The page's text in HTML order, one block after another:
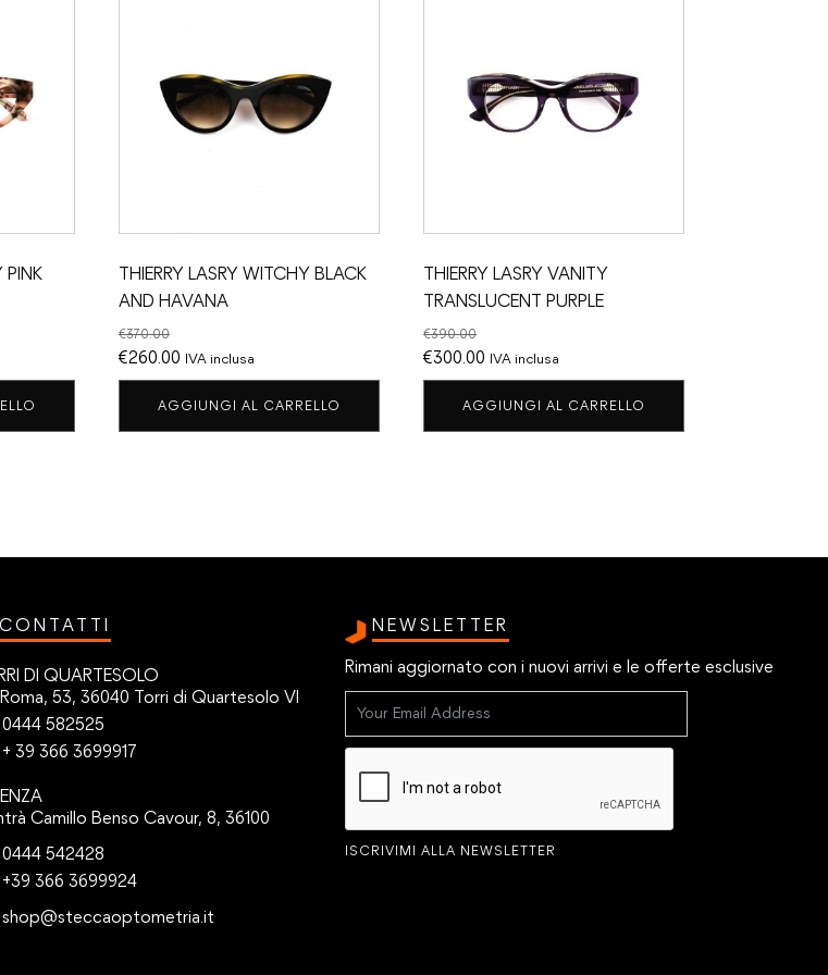
PINK
THIERRY LASRY WITCHY BLACK
AND HAVANA
€370.00
Il
prezzo
originale
era:
€260.00
prezzo
attuale
è:
IVA inclusa
AGGIUNGI AL CARRELLO
THIERRY LASRY VANITY
TRANSLUCENT PURPLE
€390.00
Il
prezzo
originale
era:
€300.00
prezzo
attuale
è:
IVA inclusa
AGGIUNGI AL CARRELLO
CONTATTI
DI QUARTESOLO
53, 36040 Torri di Quartesolo VI
0444 582525
+ 39 366 3699917
Camillo Benso Cavour, 8, 36100
0444 542428
+39 366 3699924
shop@steccaoptometria.it
NEWSLETTER
Rimani aggiornato con i nuovi arrivi e le offerte esclusive
ISCRIVIMI ALLA NEWSLETTER